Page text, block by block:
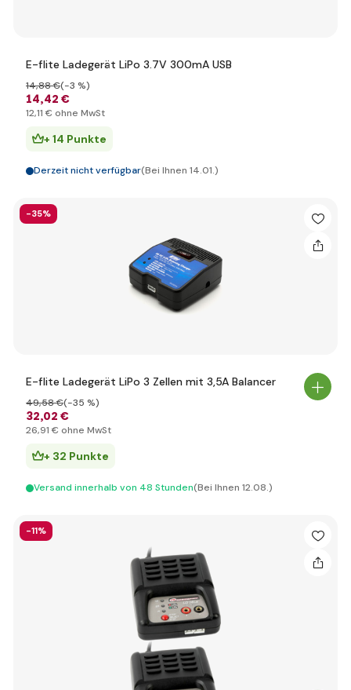
E-flite Ladegerät LiPo 3.7V 300mA USB
14,42 €
14,88 €(-3 %)
12,11 € ohne MwSt
+ 14 Punkte
Derzeit nicht verfügbar(Bei Ihnen 14.01.)
-35%
E-flite Ladegerät LiPo 3 Zellen mit 3,5A Balancer
32,02 €
49,58 €(-35 %)
26,91 € ohne MwSt
+ 32 Punkte
Versand innerhalb von 48 Stunden(Bei Ihnen 12.08.)
-11%